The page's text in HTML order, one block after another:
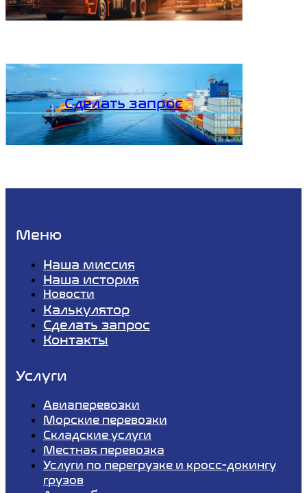
Сделать запрос
Меню
Наша миссия
Наша история
Новости
Калькулятор
Сделать запрос
Контакты
Услуги
Авиаперевозки
Морские перевозки
Складские услуги
Местная перевозка
Услуги по перегрузке и кросс-докингу
грузов